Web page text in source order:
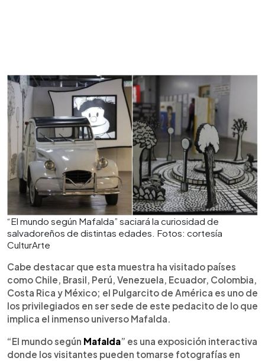
“El mundo según Mafalda” saciará la curiosidad de
salvadoreños de distintas edades. Fotos: cortesía
CulturArte
Cabe destacar que esta muestra ha visitado países
como Chile, Brasil, Perú, Venezuela, Ecuador, Colombia,
Costa Rica y México; el Pulgarcito de América es uno de
los privilegiados en ser sede de este pedacito de lo que
implica el inmenso universo Mafalda.
“El mundo según Mafalda” es una exposición interactiva
donde los visitantes pueden tomarse fotografías en